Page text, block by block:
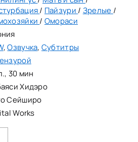
/ Пайзури / Зрелые /
/ Омораси
,Озвучка, Субтитры
30 мин
Хидэро
Сейширо
Works